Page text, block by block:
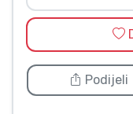
Podijeli